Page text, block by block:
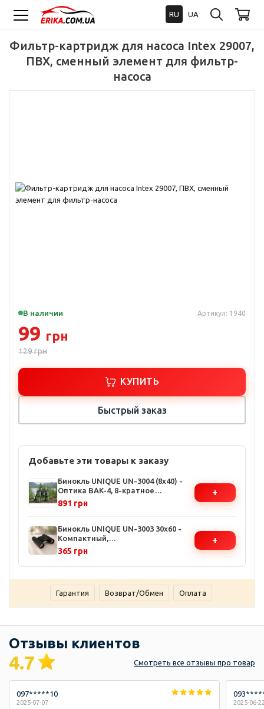
RU UA
Фильтр-картридж для насоса Intex 29007,
ПВХ, сменный элемент для фильтр-
насоса
В наличии Артикул: 1940
99 грн
129грн
КУПИТЬ
Быстрый заказ
Добавьте эти товары к заказу
Бинокль UNIQUE UN-3004 (8x40) -
Оптика BAK-4, 8-кратное
увеличение, ударопрочный
корпус, для охоты и туризма
891 грн
+
Бинокль UNIQUE UN-3003 30x60 -
Компактный,
светочувствительные линзы,
прорезиненный корпус, чехол и
ремешок в комплекте
365 грн
+
Гарантия Возврат/Обмен Оплата
Отзывы клиентов
4.7 Смотреть все отзывы про товар
097*****10
2025-07-07 2025-06-